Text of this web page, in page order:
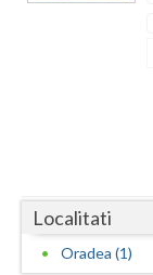
Dambovita
Localitati
Oradea (1)